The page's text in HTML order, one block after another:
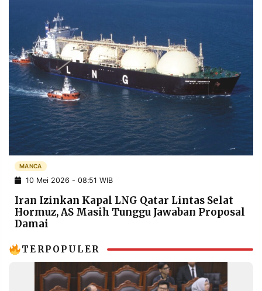
FINANSIA
DAERAH NASIONAL
MANCA SPORT
INFORMASI
PRIVACY
POLICY
BERITA
WARGA
INFORMASI
IKLAN
KIRIM
PENGADUAN TERM
OF
SERVICE
IKUTI
MANCA
10 Mei 2026 - 08:51 WIB
Iran Izinkan Kapal LNG Qatar Lintas Selat
Hormuz, AS Masih Tunggu Jawaban Proposal
Damai
TERPOPULER